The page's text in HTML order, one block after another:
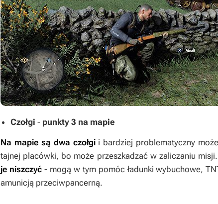
Czołgi - punkty 3 na mapie
Na mapie są dwa czołgii bardziej problematyczny
tajnej placówki, bo może przeszkadzać w zaliczaniu
je niszczyć- mogą w tym pomóc ładunki wybuchowe,
amunicją przeciwpancerną.